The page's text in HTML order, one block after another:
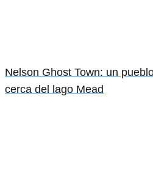
Nelson Ghost Town: un
cerca del lago Mead